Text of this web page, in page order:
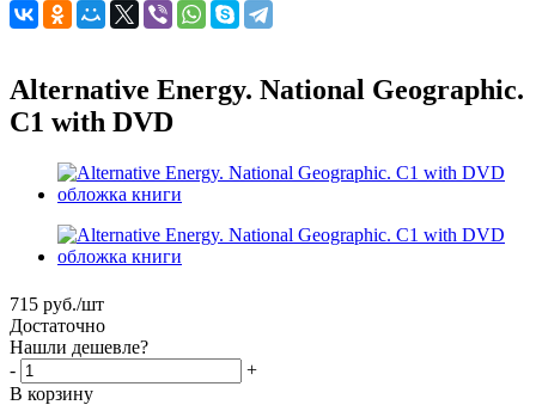
Alternative Energy. National Geographic.
C1 with DVD
715 руб./шт
Достаточно
Нашли дешевле?
-
+
В корзину